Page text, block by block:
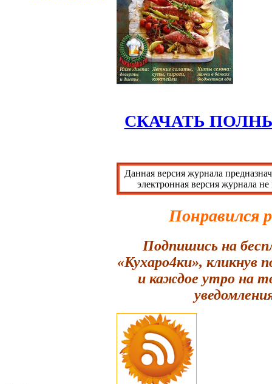
СКАЧАТЬ
Данная версия журнала
электронная версия журнала
Понравился
Подпишись на
«Кухаро4ки», кликнув
и каждое утро на